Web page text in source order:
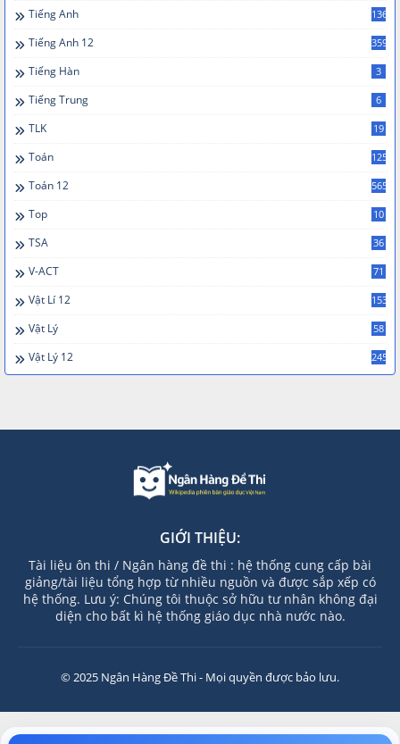
Tiếng Anh 136
Tiếng Anh 12 359
Tiếng Hàn 3
Tiếng Trung 6
TLK 19
Toán 125
Toán 12 565
Top 10
TSA 36
V-ACT 71
Vật Lí 12 153
Vật Lý 58
Vật Lý 12 245
GIỚI THIỆU:
Tài liệu ôn thi / Ngân hàng đề thi : hệ thống cung cấp bài
giảng/tài liệu tổng hợp từ nhiều nguồn và được sắp xếp có
hệ thống. Lưu ý: Chúng tôi thuộc sở hữu tư nhân không đại
diện cho bất kì hệ thống giáo dục nhà nước nào.
© 2025 Ngân Hàng Đề Thi - Mọi quyền được bảo lưu.